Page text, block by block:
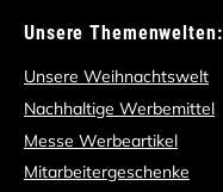
Unsere Themenwelten:
Unsere Weihnachtswelt
Nachhaltige Werbemittel
Messe Werbeartikel
Mitarbeitergeschenke